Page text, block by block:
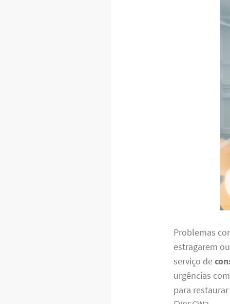
Problemas
estragarem
serviço de
urgências
para